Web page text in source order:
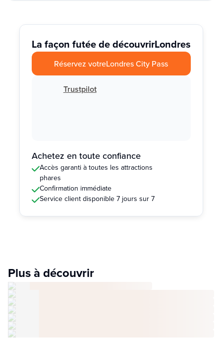
La façon futée de découvrirLondres
Réservez votreLondres City Pass
Trustpilot
Achetez en toute confiance
Accès garanti à toutes les attractions
phares
Confirmation immédiate
Service client disponible 7 jours sur 7
Plus à découvrir